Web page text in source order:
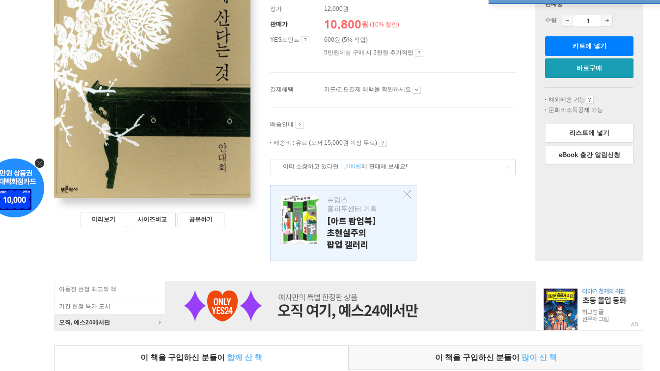
미리보기 사이즈비교 공유하기
정가 12,000원
판매가 10,800원 (10% 할인)
YES포인트
600원 (5% 적립)
5만원이상 구매 시 2천원 추가적립
결제혜택 카드/간편결제 혜택을 확인하세요
배송안내
배송비 : 유료 (도서 15,000원 이상 무료)
이미 소장하고 있다면 1,800원에 판매해 보세요!
프랑스
퐁피두센터 기획
[아트 팝업북]
초현실주의
팝업 갤러리
판매중
수량
카트에 넣기
바로구매
해외배송 가능
문화비소득공제 가능
리스트에 넣기
eBook 출간 알림신청
이동진 선정 최고의 책
기간 한정 특가 도서
오직, 예스24에서만 AD
이 책을 구입하신 분들이 함께 산 책 이 책을 구입하신 분들이 많이 산 책